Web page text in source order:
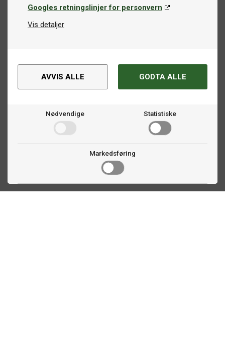
Googles retningslinjer for personvern
Vis detaljer
AVVIS ALLE GODTA ALLE
Nødvendige Statistiske
Markedsføring